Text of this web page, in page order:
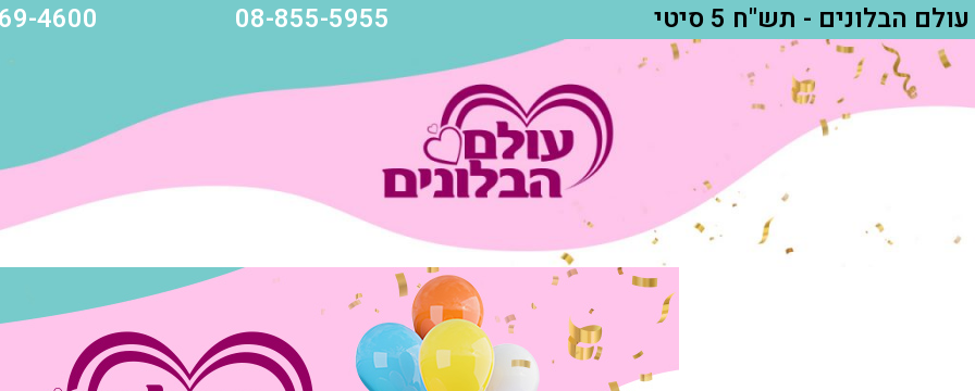
עולם הבלונים - תש"ח 5 סיטי 08-855-5955
4600